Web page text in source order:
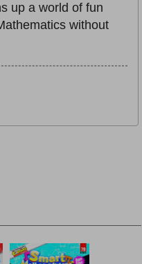
up a world of fun
without